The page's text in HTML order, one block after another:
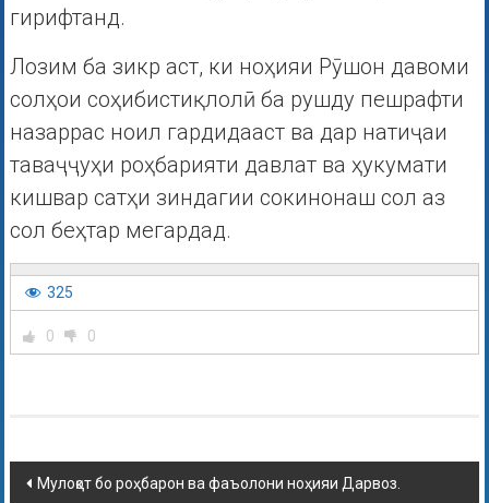
гирифтанд.
Лозим ба зикр аст, ки ноҳияи Рӯшон давоми
солҳои соҳибистиқлолӣ ба рушду пешрафти
назаррас ноил гардидааст ва дар натиҷаи
таваҷҷуҳи роҳбарияти давлат ва ҳукумати
кишвар сатҳи зиндагии сокинонаш сол аз
сол беҳтар мегардад.
325
0 0
Мулоқот бо роҳбарон ва фаъолони ноҳияи Дарвоз.